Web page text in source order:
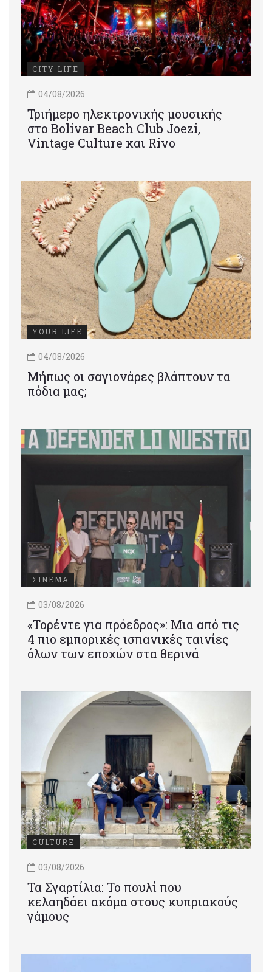
CITY LIFE
04/08/2026
Τριήμερο ηλεκτρονικής μουσικής
στο Bolivar Beach Club Joezi,
Vintage Culture και Rivo
YOUR LIFE
04/08/2026
Μήπως οι σαγιονάρες βλάπτουν τα
πόδια μας;
ΣΙΝΕΜΑ
03/08/2026
«Τορέντε για πρόεδρος»: Mια από τις
4 πιο εμπορικές ισπανικές ταινίες
όλων των εποχών στα θερινά
CULTURE
03/08/2026
Τα Σγαρτίλια: Το πουλί που
κελαηδάει ακόμα στους κυπριακούς
γάμους